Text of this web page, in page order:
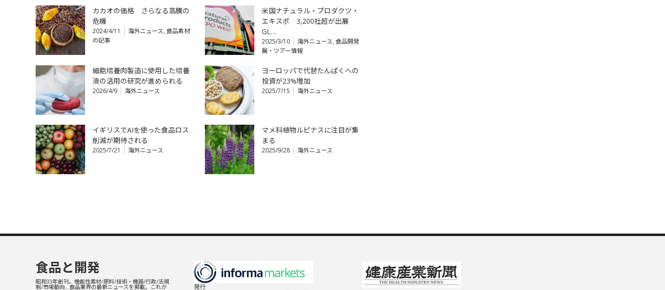
カカオの価格 さらなる高騰の
危機
2024/4/11 海外ニュース, 食品素材
の記事
米国ナチュラル・プロダクツ・
エキスポ 3,200社超が出展
GL…
2025/3/10 海外ニュース, 食品開発
展・ツアー情報
細胞培養肉製造に使用した培養
液の活用の研究が進められる
2026/4/9 海外ニュース
ヨーロッパで代替たんぱくへの
投資が23%増加
2025/7/15 海外ニュース
イギリスでAIを使った食品ロス
削減が期待される
2025/7/21 海外ニュース
マメ科植物ルピナスに注目が集
まる
2025/9/28 海外ニュース
発行
食品と開発
昭和33年創刊。機能性素材/原料/技術・機器/行政/法規
制/市場動向…食品業界の最新ニュースを掲載。これか